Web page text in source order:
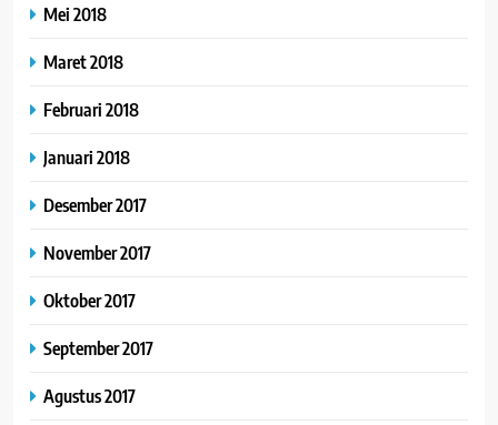
Mei 2018
Maret 2018
Februari 2018
Januari 2018
Desember 2017
November 2017
Oktober 2017
September 2017
Agustus 2017